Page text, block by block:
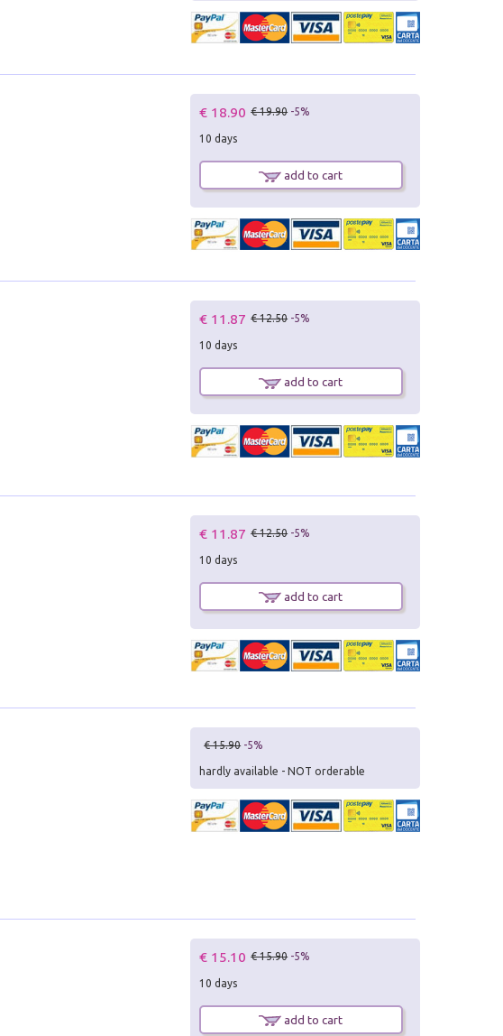
€ 18.90 € 19.90 -5%
10 days
add to cart
€ 11.87 € 12.50 -5%
10 days
add to cart
€ 11.87 € 12.50 -5%
10 days
add to cart
€ 15.90 -5%
hardly available - NOT orderable
€ 15.10 € 15.90 -5%
10 days
add to cart